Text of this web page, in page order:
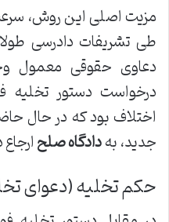
مزیت اصلی این روش،
طی تشریفات دادرسی
دعاوی حقوقی معمول
درخواست دستور
اختلاف بود که در حال
جدید، بهدادگاه صلح
حکم تخلیه (دعوای